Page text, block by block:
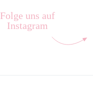
Folge uns auf
Instagram